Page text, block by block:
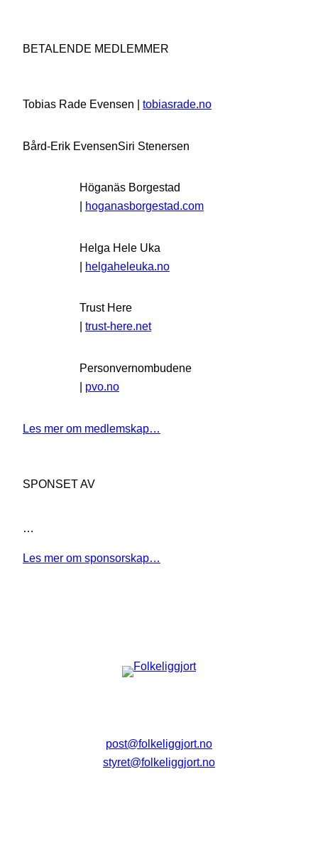
BETALENDE MEDLEMMER
Tobias Rade Evensen | tobiasrade.no
Bård-Erik EvensenSiri Stenersen
Höganäs Borgestad
| hoganasborgestad.com
Helga Hele Uka
| helgaheleuka.no
Trust Here
trust-here.net
Personvernombudene
| pvo.no
Les mer om medlemskap…
SPONSET AV
…
Les mer om sponsorskap…
post@folkeliggjort.no
styret@folkeliggjort.no